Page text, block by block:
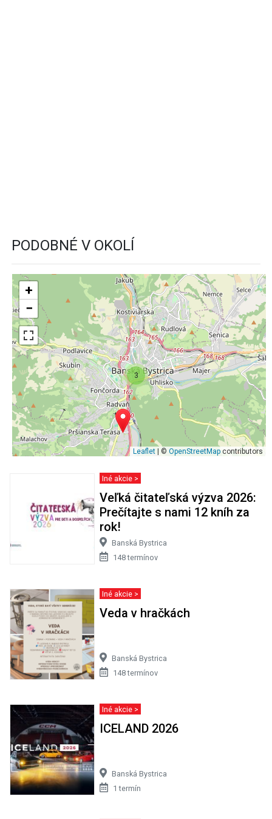
PODOBNÉ V OKOLÍ
3
+
−
Leaflet | © OpenStreetMap contributors
Iné akcie >
Veľká čitateľská výzva 2026:
Prečítajte s nami 12 kníh za
rok!
Banská Bystrica
148 termínov
Iné akcie >
Veda v hračkách
Banská Bystrica
148 termínov
Iné akcie >
ICELAND 2026
Banská Bystrica
1 termín